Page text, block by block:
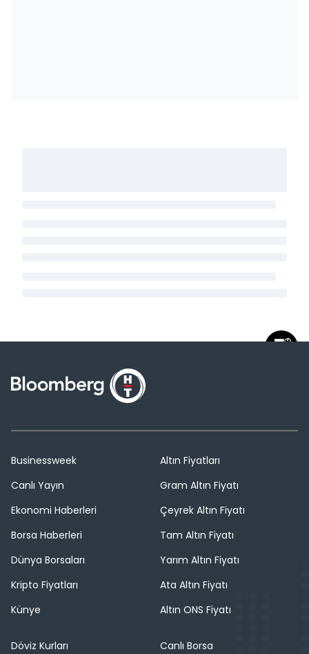
Businessweek
Canlı Yayın
Ekonomi Haberleri
Borsa Haberleri
Dünya Borsaları
Kripto Fiyatları
Künye
Altın Fiyatları
Gram Altın Fiyatı
Çeyrek Altın Fiyatı
Tam Altın Fiyatı
Yarım Altın Fiyatı
Ata Altın Fiyatı
Altın ONS Fiyatı
Döviz Kurları
Canlı Borsa